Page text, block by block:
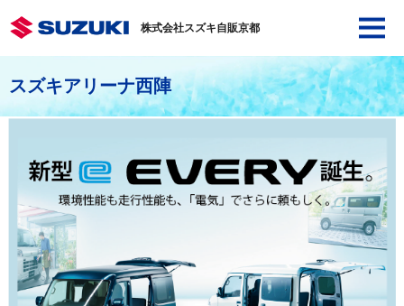
株式会社スズキ自販京都
スズキアリーナ西陣